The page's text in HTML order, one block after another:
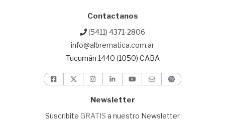
Contactanos
(5411) 4371-2806
info@albrematica.com.ar
Tucumán 1440 (1050) CABA
Newsletter
Suscribite GRATIS a nuestro Newsletter